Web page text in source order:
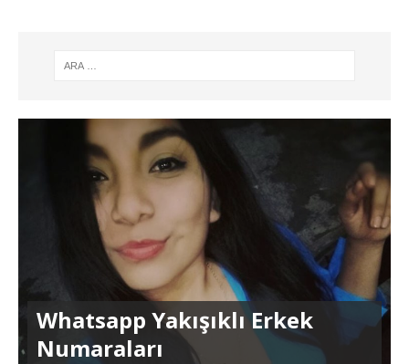
Whatsapp Yakışıklı Erkek
Numaraları